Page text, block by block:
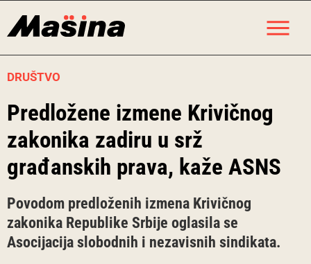
DRUŠTVO
Predložene izmene Krivičnog
zakonika zadiru u srž
građanskih prava, kaže ASNS
Povodom predloženih izmena Krivičnog
zakonika Republike Srbije oglasila se
Asocijacija slobodnih i nezavisnih sindikata.